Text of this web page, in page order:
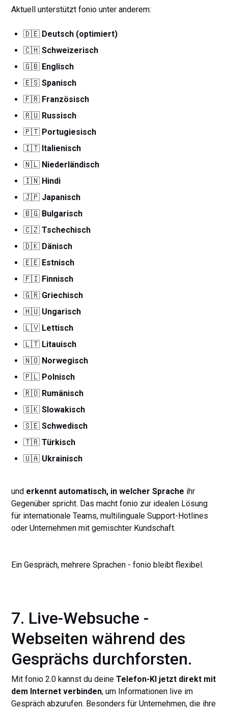
Aktuell unterstützt fonio unter anderem:
🇩🇪 Deutsch (optimiert)
🇨🇭Schweizerisch
🇬🇧 Englisch
🇪🇸Spanisch
🇫🇷 Französisch
🇷🇺 Russisch
🇵🇹 Portugiesisch
🇮🇹 Italienisch
🇳🇱 Niederländisch
🇮🇳 Hindi
🇯🇵 Japanisch
🇧🇬 Bulgarisch
🇨🇿Tschechisch
🇩🇰 Dänisch
🇪🇪 Estnisch
🇫🇮 Finnisch
🇬🇷 Griechisch
🇭🇺 Ungarisch
🇱🇻 Lettisch
🇱🇹 Litauisch
🇳🇴 Norwegisch
🇵🇱 Polnisch
🇷🇴 Rumänisch
🇸🇰Slowakisch
🇸🇪Schwedisch
🇹🇷Türkisch
🇺🇦 Ukrainisch
und erkennt automatisch, in welcher Sprache ihr
Gegenüber spricht. Das macht fonio zur idealen Lösung
für internationale Teams, multilinguale Support-Hotlines
oder Unternehmen mit gemischter Kundschaft.
Ein Gespräch, mehrere Sprachen - fonio bleibt flexibel.
7. Live-Websuche -
Webseiten während des
Gesprächs durchforsten.
Mit fonio 2.0 kannst du deineTelefon-KI jetzt direkt mit
dem Internet verbinden, um Informationen live im
Gespräch abzurufen. Besonders für Unternehmen, die ihre